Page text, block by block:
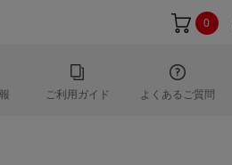
0
ご利用ガイド よくあるご質問